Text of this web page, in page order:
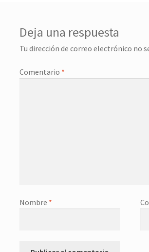
Deja una respuesta
Tu dirección de correo electrónico no
Comentario *
Nombre *